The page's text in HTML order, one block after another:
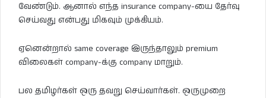
வேண்டும். ஆனால் எந்த insurance company-யை தேர்வு
செய்வது என்பது மிகவும் முக்கியம்.
ஏனென்றால் same coverage இருந்தாலும் premium
விலைகள் company-க்கு company மாறும்.
பல தமிழர்கள் ஒரு தவறு செய்வார்கள். ஒருமுறை